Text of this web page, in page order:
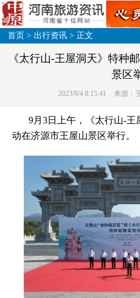
首页 >出行资讯 > 正文
《太行山-王屋洞天》特种
景区
2023/9/4 8:15:41 来源：
9月3日上午，《太行山-王
动在济源市王屋山景区举行。